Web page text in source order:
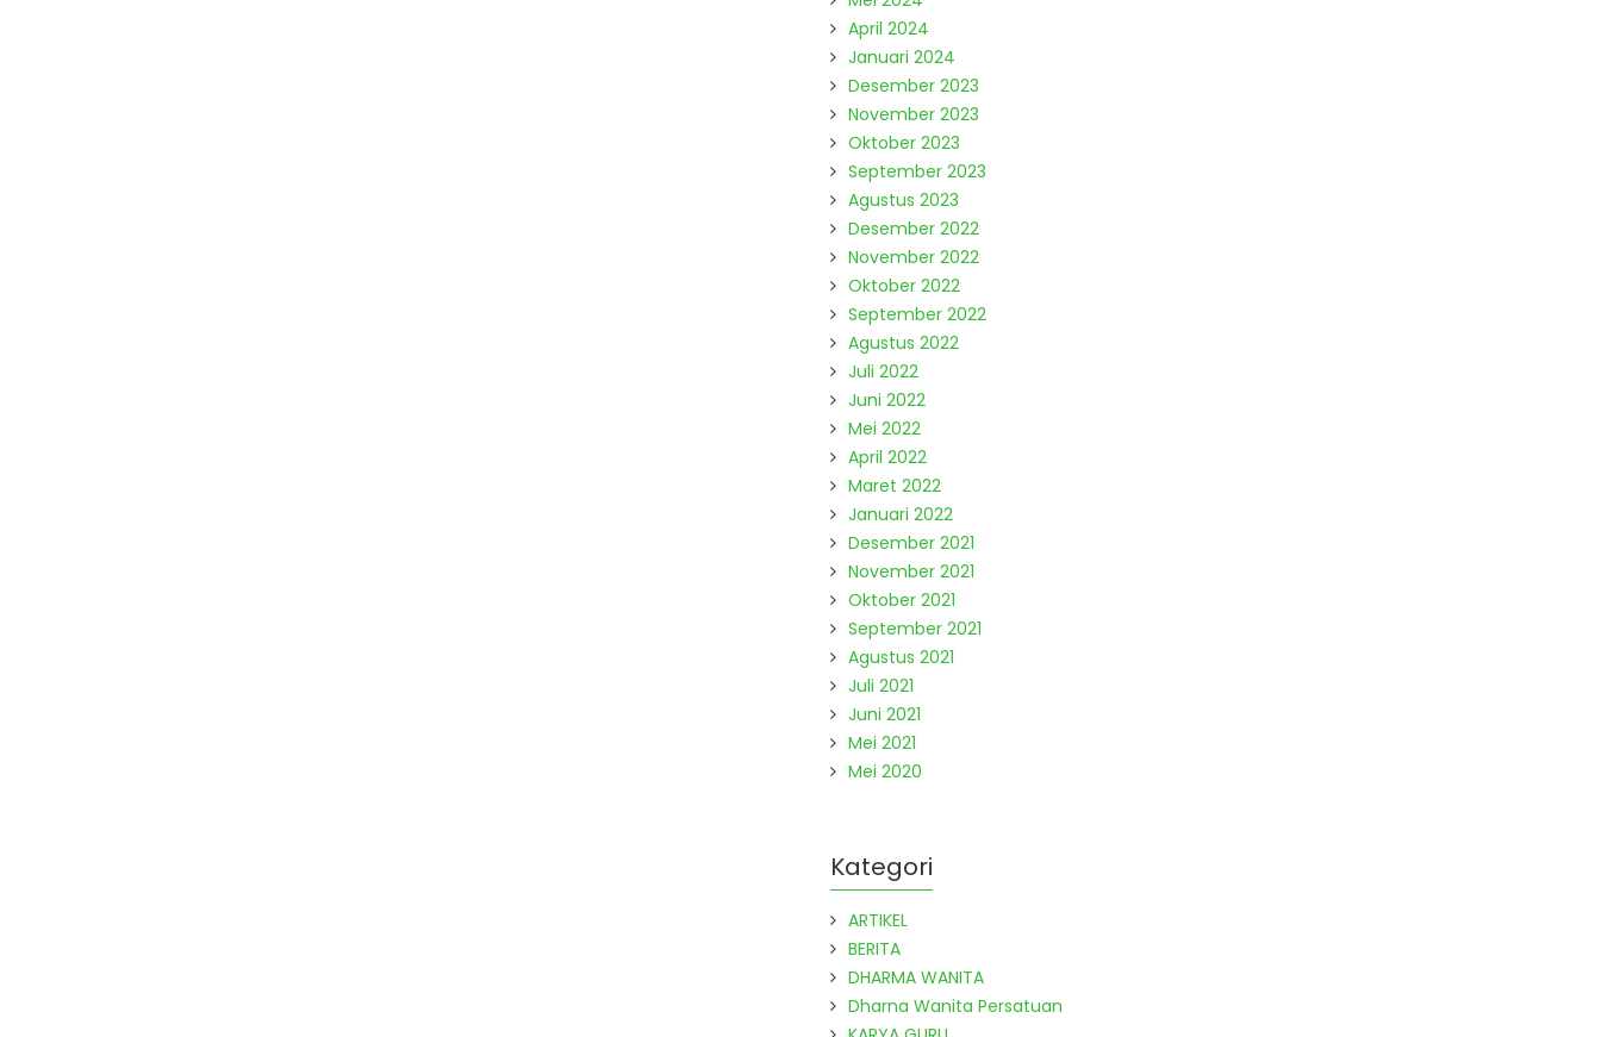
April 2024
Januari 2024
Desember 2023
November 2023
Oktober 2023
September 2023
Agustus 2023
Desember 2022
November 2022
Oktober 2022
September 2022
Agustus 2022
Juli 2022
Juni 2022
Mei 2022
April 2022
Maret 2022
Januari 2022
Desember 2021
November 2021
Oktober 2021
September 2021
Agustus 2021
Juli 2021
Juni 2021
Mei 2021
Mei 2020
Kategori
ARTIKEL
BERITA
DHARMA WANITA
Dharna Wanita Persatuan